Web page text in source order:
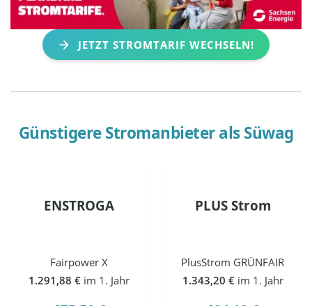
JETZT STROMTARIF WECHSELN!
Günstigere Stromanbieter alsSüwag
ENSTROGA
Fairpower X
1.291,88 € im 1. Jahr
PLUS Strom
PlusStrom GRÜNFAIR
1.343,20 € im 1. Jahr